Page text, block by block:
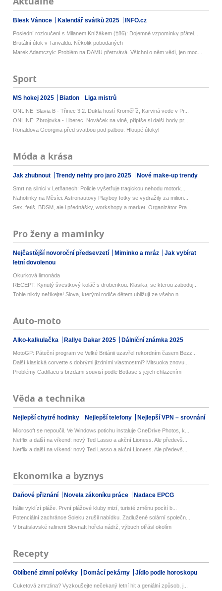
Blesk Vánoce Kalendář svátků 2025 INFO.cz
Poslední rozloučení s Milanem Knížákem (†86): Dojemné vzpomínky přátel...
Brutální útok v Tanvaldu: Několik pobodaných
Marek Adamczyk: Problém na DAMU přetrvává. Všichni o něm vědí, jen moc...
Sport
MS hokej 2025 Biatlon Liga mistrů
ONLINE: Slavia B - Třinec 3:2. Dukla hostí Kroměříž, Karviná vede v Pr...
ONLINE: Zbrojovka - Liberec. Nováček na vlně, připíše si další body pr...
Ronaldova Georgina před svatbou pod palbou: Hloupé útoky!
Móda a krása
Jak zhubnout Trendy nehty pro jaro 2025 Nové make-up trendy
Smrt na silnici v Letňanech: Policie vyšetřuje tragickou nehodu motork...
Nahotinky na Měsíci: Astronautovy Playboy fotky se vydražily za milion...
Sex, fetiš, BDSM, ale i přednášky, workshopy a market. Organizátor Pra...
Pro ženy a maminky
Nejčastější novoroční předsevzetí Miminko a mráz
Jak vybírat
letní dovolenou
Okurková limonáda
RECEPT: Kynutý švestkový koláč s drobenkou. Klasika, se kterou zaboduj...
Tohle nikdy neříkejte! Slova, kterými rodiče dětem ubližují ze všeho n...
Auto-moto
Alko-kalkulačka Rallye Dakar 2025 Dálniční známka 2025
MotoGP: Páteční program ve Velké Británii uzavřel rekordním časem Bezz...
Další klasická corvette s dobrými jízdními vlastnostmi? Mitsuoka znovu...
Problémy Cadillacu s brzdami souvisí podle Bottase s jejich chlazením
Věda a technika
Nejlepší chytré hodinky Nejlepší telefony Nejlepší VPN – srovnání
Microsoft se nepoučil. Ve Windows potichu instaluje OneDrive Photos, k...
Netflix a další na víkend: nový Ted Lasso a akční Lioness. Ale předevš...
Netflix a další na víkend: nový Ted Lasso a akční Lioness. Ale předevš...
Ekonomika a byznys
Daňové přiznání Novela zákoníku práce Nadace EPCG
Itálie vyklízí pláže. První plážové kluby mizí, turisté změnu pocítí b...
Potenciální zachránce Soleku zrušil nabídku. Zadlužené solární společn...
V bratislavské rafinerii Slovnaft hořela nádrž, výbuch otřásl okolím
Recepty
Oblíbené zimní polévky Domácí pekárny Jídlo podle horoskopu
Cuketová zmrzlina? Vyzkoušejte nečekaný letní hit a geniální způsob, j...